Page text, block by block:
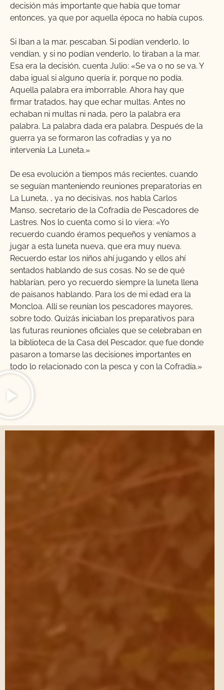
decisión más importante que había que tomar
entonces, ya que por aquella época no había cupos.
Si Iban a la mar, pescaban. Si podían venderlo, lo
vendían, y si no podían venderlo, lo tiraban a la mar.
Esa era la decisión, cuenta Julio: «Se va o no se va. Y
daba igual si alguno quería ir, porque no podía.
Aquella palabra era imborrable. Ahora hay que
firmar tratados, hay que echar multas. Antes no
echaban ni multas ni nada, pero la palabra era
palabra. La palabra dada era palabra. Después de la
guerra ya se formaron las cofradías y ya no
intervenía La Luneta.»
De esa evolución a tiempos más recientes, cuando
se seguían manteniendo reuniones preparatorias en
La Luneta, , ya no decisivas, nos habla Carlos
Manso, secretario de la Cofradía de Pescadores de
Lastres. Nos lo cuenta como si lo viera: «Yo
recuerdo cuando éramos pequeños y veníamos a
jugar a esta luneta nueva, que era muy nueva.
Recuerdo estar los niños ahí jugando y ellos ahí
sentados hablando de sus cosas. No se de qué
hablarían, pero yo recuerdo siempre la luneta llena
de paisanos hablando. Para los de mi edad era la
Moncloa. Allí se reunían los pescadores mayores,
sobre todo. Quizás iniciaban los preparativos para
las futuras reuniones oficiales que se celebraban en
la biblioteca de la Casa del Pescador, que fue donde
pasaron a tomarse las decisiones importantes en
todo lo relacionado con la pesca y con la Cofradía.»